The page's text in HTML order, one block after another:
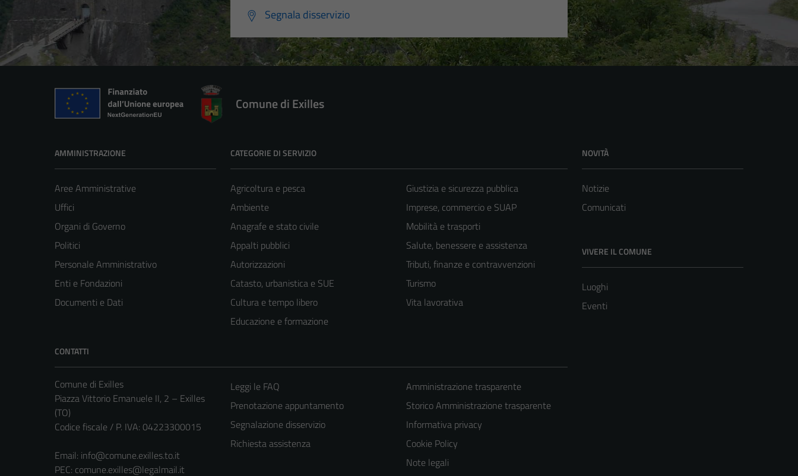
Segnala disservizio
Comune di Exilles
AMMINISTRAZIONE
Aree Amministrative
Uffici
Organi di Governo
Politici
Personale Amministrativo
Enti e Fondazioni
Documenti e Dati
CATEGORIE DI SERVIZIO
Agricoltura e pesca
Ambiente
Anagrafe e stato civile
Appalti pubblici
Autorizzazioni
Catasto, urbanistica e SUE
Cultura e tempo libero
Educazione e formazione
Giustizia e sicurezza pubblica
Imprese, commercio e SUAP
Mobilità e trasporti
Salute, benessere e assistenza
Tributi, finanze e contravvenzioni
Turismo
Vita lavorativa
NOVITÀ
Notizie
Comunicati
VIVERE IL COMUNE
Luoghi
Eventi
CONTATTI
Comune di Exilles
Piazza Vittorio Emanuele II, 2 – Exilles
(TO)
Codice fiscale / P. IVA: 04223300015
Email: info@comune.exilles.to.it
PEC: comune.exilles@legalmail.it
Leggi le FAQ
Prenotazione appuntamento
Segnalazione disservizio
Richiesta assistenza
Amministrazione trasparente
Storico Amministrazione trasparente
Informativa privacy
Cookie Policy
Note legali